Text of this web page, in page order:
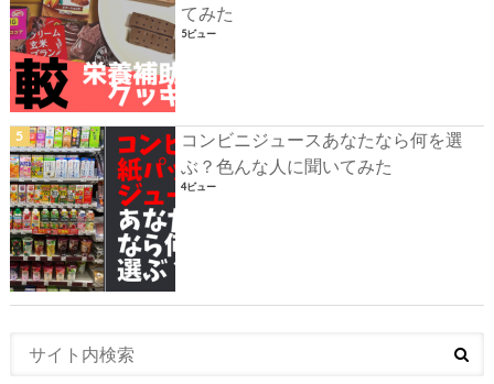
てみた
5ビュー
コンビニジュースあなたなら何を選
ぶ？色んな人に聞いてみた
4ビュー